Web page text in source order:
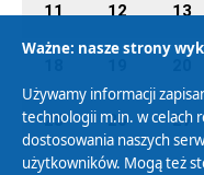
11 12 13
25 26 27
Ważne: nasze strony
Używamy informacji
technologii m.in. w celach
dostosowania naszych
użytkowników. Mogą też